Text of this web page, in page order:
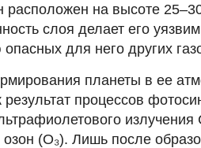
расположен на высоте
слоя делает его
для него других
планеты в ее
результат процессов
озон (О₃). Лишь после